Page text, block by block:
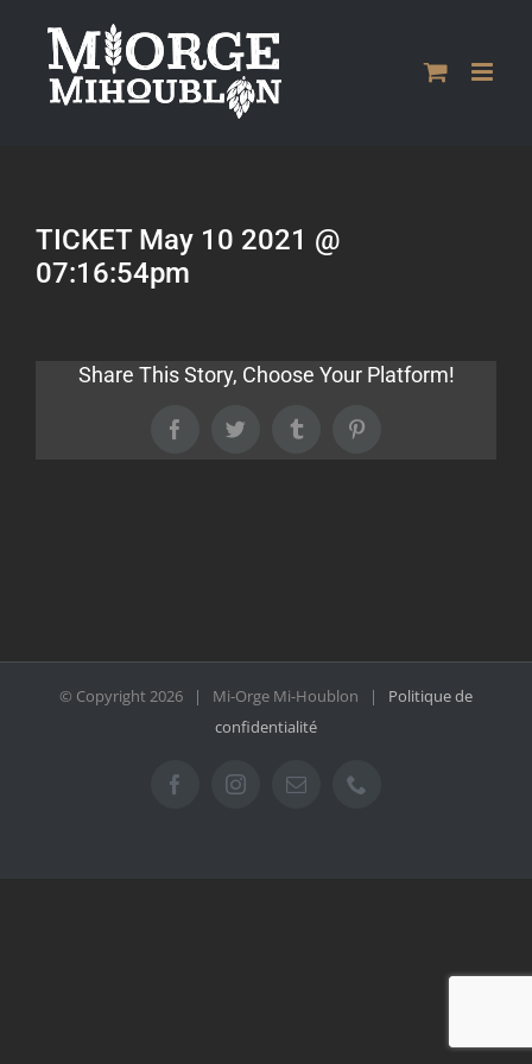
contenu
TICKET May 10 2021 @
07:16:54pm
Share This Story, Choose Your Platform!
FacebookTwitter Tumblr
© Copyright2026 | Mi-Orge Mi-Houblon | Politique de
confidentialité
FacebookInstagramEmail